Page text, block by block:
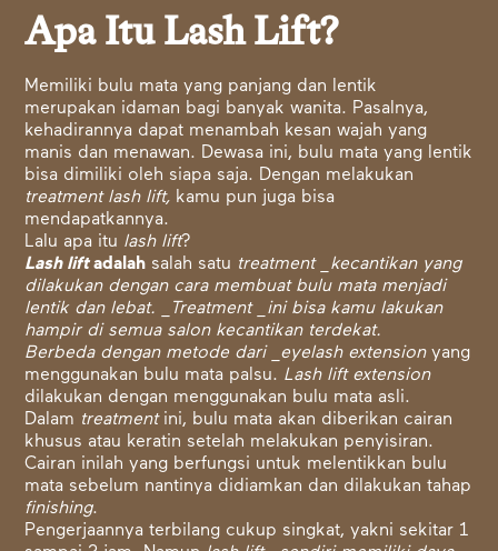
Apa Itu Lash Lift?
Memiliki bulu mata yang panjang dan lentik
merupakan idaman bagi banyak wanita. Pasalnya,
kehadirannya dapat menambah kesan wajah yang
manis dan menawan. Dewasa ini, bulu mata yang lentik
bisa dimiliki oleh siapa saja. Dengan melakukan
treatment lash lift, kamu pun juga bisa
mendapatkannya.
Lalu apa itu lash lift?
Lash liftadalah salah satu treatment _kecantikan yang
dilakukan dengan cara membuat bulu mata menjadi
lentik dan lebat. _Treatment _ini bisa kamu lakukan
hampir di semua salon kecantikan terdekat.
Berbeda dengan metode dari _eyelash extensionyang
menggunakan bulu mata palsu. Lash lift extension
dilakukan dengan menggunakan bulu mata asli.
Dalam treatmentini, bulu mata akan diberikan cairan
khusus atau keratin setelah melakukan penyisiran.
Cairan inilah yang berfungsi untuk melentikkan bulu
mata sebelum nantinya didiamkan dan dilakukan tahap
finishing.
Pengerjaannya terbilang cukup singkat, yakni sekitar 1